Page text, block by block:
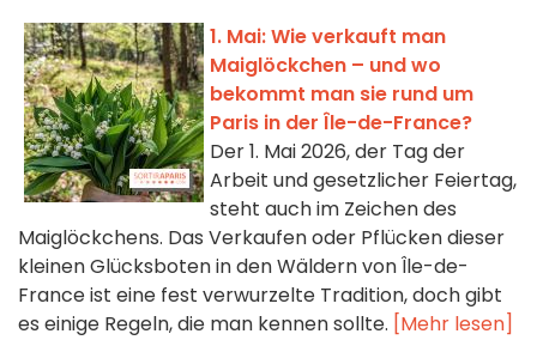
1. Mai: Wie verkauft man
Maiglöckchen – und wo
bekommt man sie rund um
Paris in der Île-de-France?
Der 1. Mai 2026, der Tag der
Arbeit und gesetzlicher Feiertag,
steht auch im Zeichen des
Maiglöckchens. Das Verkaufen oder Pflücken dieser
kleinen Glücksboten in den Wäldern von Île-de-
France ist eine fest verwurzelte Tradition, doch gibt
es einige Regeln, die man kennen sollte. [Mehr lesen]